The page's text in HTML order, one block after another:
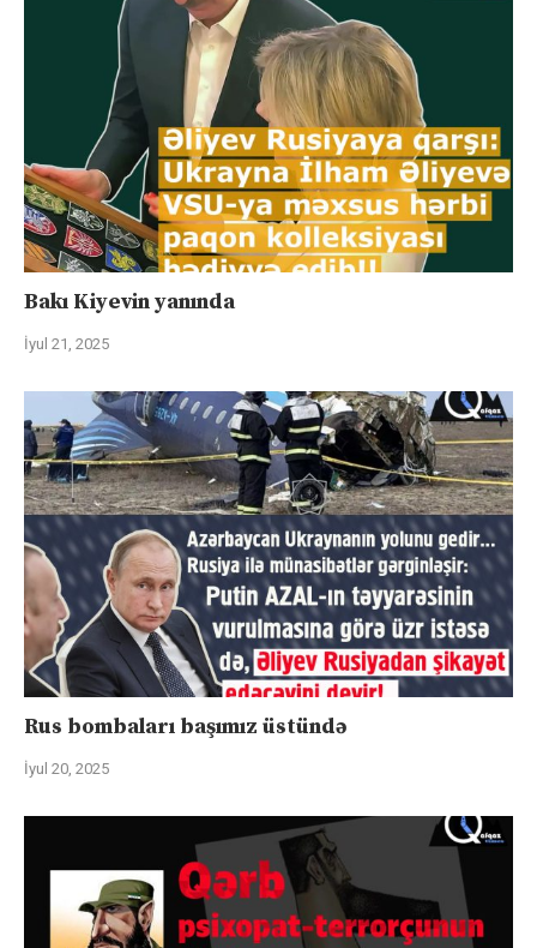
Bakı Kiyevin yanında
İyul 21, 2025
Rus bombaları başımız üstündə
İyul 20, 2025